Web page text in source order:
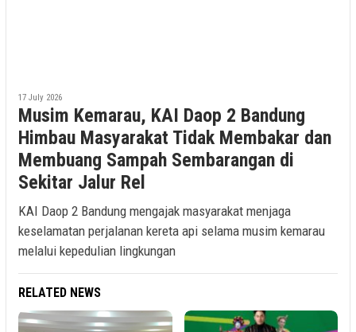
17 July 2026
Musim Kemarau, KAI Daop 2 Bandung
Himbau Masyarakat Tidak Membakar dan
Membuang Sampah Sembarangan di
Sekitar Jalur Rel
KAI Daop 2 Bandung mengajak masyarakat menjaga
keselamatan perjalanan kereta api selama musim kemarau
melalui kepedulian lingkungan
RELATED NEWS